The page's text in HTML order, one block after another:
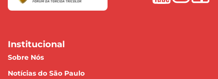
Institucional
Sobre Nós
Notícias do São Paulo